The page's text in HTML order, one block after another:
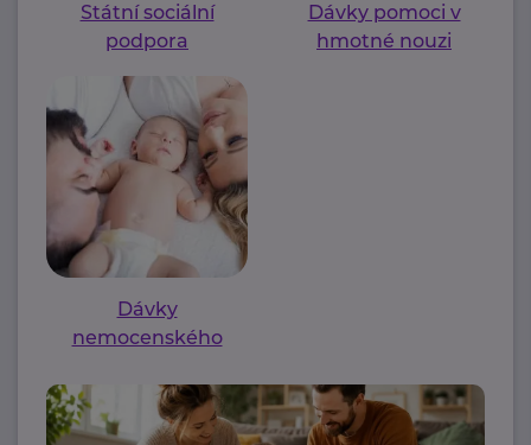
Státní sociální
podpora
Dávky pomoci v
hmotné nouzi
Dávky
nemocenského